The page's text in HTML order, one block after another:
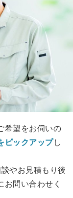
希望をお伺いの
ピックアップし
やお見積もり後
お問い合わせく